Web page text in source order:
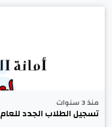
منذ 3 سنوات
تسجيل الطلاب الجدد للعام 2022-2023